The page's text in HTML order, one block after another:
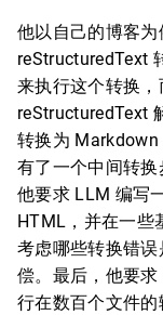
他以自己的博客
reStructuredText
来执行这个转换
reStructuredText
转换为
有了一个中间转换
他要求 LLM 编写
HTML，并在一些
考虑哪些转换错
偿。最后，他要
行在数百个文件